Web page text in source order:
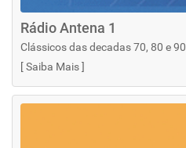
Rádio Antena 1
Clássicos das decadas 70, 80 e 90
[Saiba Mais]